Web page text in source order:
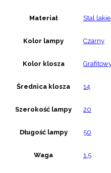
Materiał Stal
Kolor lampy Czarny
Kolor klosza
Średnica klosza 14
Szerokość lampy 20
Długość lampy 50
Waga 1.5